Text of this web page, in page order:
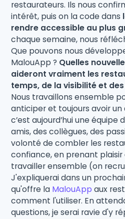
restaurateurs. Ils nous
intérêt, puis on la code dans
rendre accessible au plus
chaque semaine, nous
Que pouvons nous
MalouApp ? Quelles
aideront vraiment les
temps, de la visibilité et
Nous travaillons ensemble
anticiper et toujours avoir un
c’est aujourd’hui une équipe
amis, des collègues, des
volonté de combler les
confiance, en prenant
travailler ensemble (on
J'expliquerai dans un
qu'offre la MalouApp aux
comment l'utiliser. En
questions, je serai ravie d'y